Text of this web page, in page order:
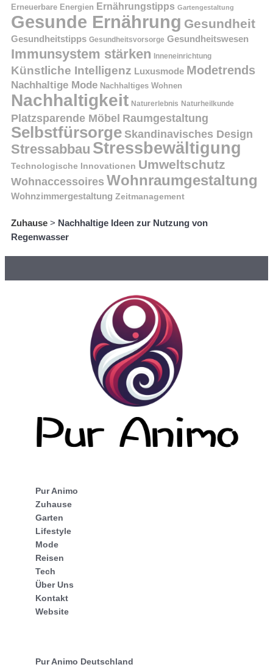
Erneuerbare Energien Ernährungstipps Gartengestaltung
Gesunde Ernährung Gesundheit
Gesundheitstipps Gesundheitsvorsorge Gesundheitswesen
Immunsystem stärken Inneneinrichtung
Künstliche Intelligenz Luxusmode Modetrends
Nachhaltige Mode Nachhaltiges Wohnen
Nachhaltigkeit Naturerlebnis Naturheilkunde
Platzsparende Möbel Raumgestaltung
Selbstfürsorge Skandinavisches Design
Stressabbau Stressbewältigung
Technologische Innovationen Umweltschutz
Wohnaccessoires Wohnraumgestaltung
Wohnzimmergestaltung Zeitmanagement
Zuhause > Nachhaltige Ideen zur Nutzung von
Regenwasser
Pur Animo
Zuhause
Garten
Lifestyle
Mode
Reisen
Tech
Über Uns
Kontakt
Website
Pur Animo Deutschland